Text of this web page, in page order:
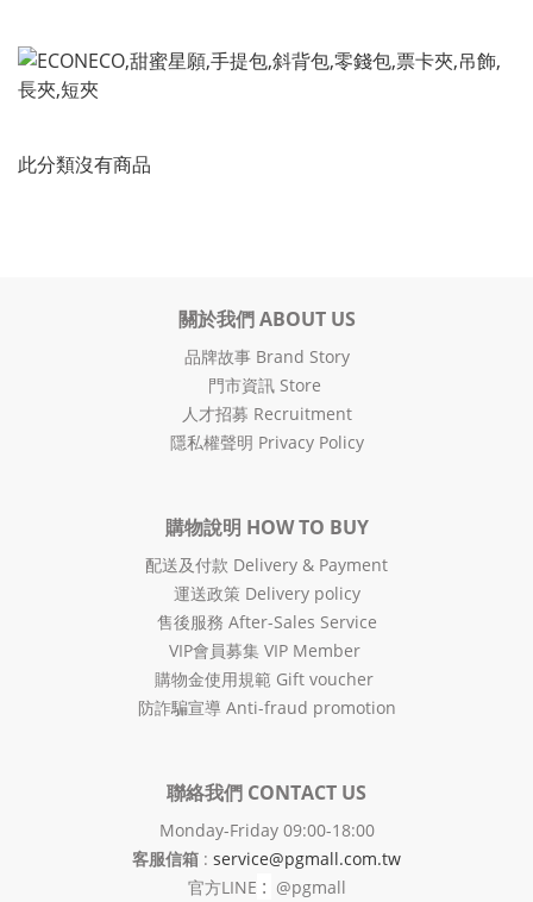
此分類沒有商品
關於我們 ABOUT US
品牌故事 Brand Story
門市資訊 Store
人才招募 Recruitment
隱私權聲明 Privacy Policy
購物說明 HOW TO BUY
配送及付款 Delivery & Payment
運送政策 Delivery policy
售後服務 After-Sales Service
VIP會員募集 VIP Member
購物金使用規範 Gift voucher
防詐騙宣導 Anti-fraud promotion
聯絡我們 CONTACT US
Monday-Friday 09:00-18:00
客服信箱 : service@pgmall.com.tw
官方LINE : @pgmall